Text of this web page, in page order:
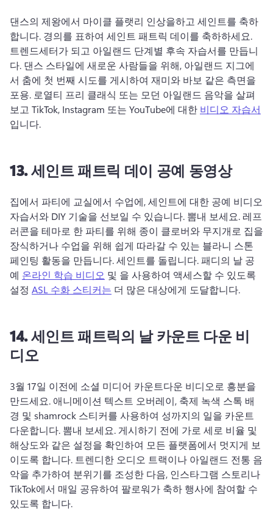
댄스의 제왕에서 마이클 플랫리 인상을하고 세인트를 축하
합니다.
트렌드세터가 되고 아일랜드 단계별 후속 자습서를 만듭니
다. 댄스 스타일에 새로운 사람들을 위해, 아일랜드 지그에
서 춤에 첫 번째 시도를 게시하여 재미와 바보 같은 측면을
포용. 로열티 프리 클래식 또는 모던 아일랜드 음악을 살펴
보고 TikTok, Instagram 또는 YouTube에 대한 비디오 자습서
입니다.
13.세인트 패트릭 데이 공예 동영상
집에서 파티에 교실에서 수업에, 세인트에 대한 공예 비디오
자습서와 DIY 기술을 선보일 수 있습니다. 뽐내 보세요. 레프
러콘을 테마로 한 파티를 위해 종이 클로버와 무지개로 집을
장식하거나 수업을 위해 쉽게 따라갈 수 있는 블라니 스톤
페인팅 활동을 만듭니다. 세인트를 돌립니다. 패디의 날 공
예 온라인 학습 비디오 및 을 사용하여 액세스할 수 있도록
설정 ASL 수화 스티커는 더 많은 대상에게 도달합니다.
14.세인트패트릭의 날 카운트 다운 비
디오
3월 17일 이전에 소셜 미디어 카운트다운 비디오로 흥분을
만드세요. 애니메이션 텍스트 오버레이, 축제 녹색 스톡 배
경 및 shamrock 스티커를 사용하여 성까지의 일을 카운트
다운합니다. 뽐내 보세요. 게시하기 전에 가로 세로 비율 및
해상도와 같은 설정을 확인하여 모든 플랫폼에서 멋지게 보
이도록 합니다. 트렌디한 오디오 트랙이나 아일랜드 전통 음
악을 추가하여 분위기를 조성한 다음, 인스타그램 스토리나
TikTok에서 매일 공유하여 팔로워가 축하 행사에 참여할 수
있도록 합니다.